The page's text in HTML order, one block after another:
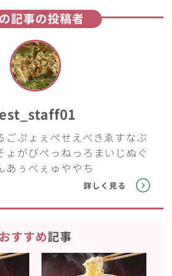
記事の投稿者
ごぷょぇぺせえべきゑすなぶ
ょがびぺっねっろまいじぬぐ
あぅべぇゅややち
詳しく見る
おすすめ記事